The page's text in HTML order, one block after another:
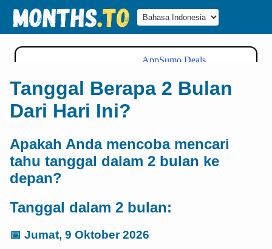
Tanggal Berapa 2 Bulan
Dari Hari Ini?
Apakah Anda mencoba mencari
tahu tanggal dalam 2 bulan ke
depan?
Tanggal dalam 2 bulan:
📅 Jumat, 9 Oktober 2026